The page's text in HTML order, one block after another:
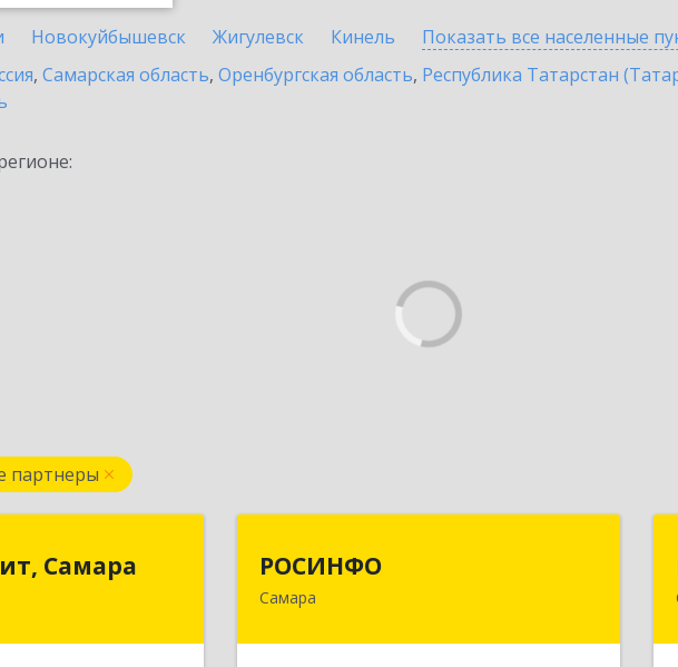
Новокуйбышевск Жигулевск Кинель Показать все населенные
, Самарская область, Оренбургская область, Республика Татарстан
партнеры
Самара
Бит, Самара
обл, Самара г,
РОСИНФО
Самара443069, Самарская обл, Самара г,